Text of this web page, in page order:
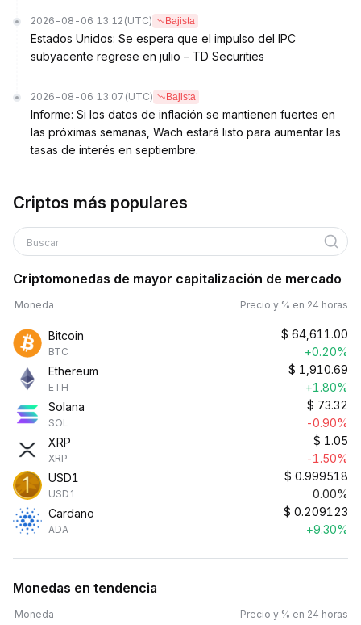
2026-08-06 13:12 (UTC) Bajista
Estados Unidos: Se espera que el impulso del IPC
subyacente regrese en julio – TD Securities
2026-08-06 13:07 (UTC) Bajista
Informe: Si los datos de inflación se mantienen fuertes en
las próximas semanas, Wach estará listo para aumentar las
tasas de interés en septiembre.
Criptos más populares
Buscar
Criptomonedas de mayor capitalización de mercado
Moneda Precio y % en 24 horas
Bitcoin
BTC
$ 64,611.00
+0.20%
Ethereum
ETH
$ 1,910.69
+1.80%
Solana
SOL
$ 73.32
-0.90%
XRP
XRP
$ 1.05
-1.50%
USD1
USD1
$ 0.999518
0.00%
Cardano
ADA
$ 0.209123
+9.30%
Monedas en tendencia
Moneda Precio y % en 24 horas